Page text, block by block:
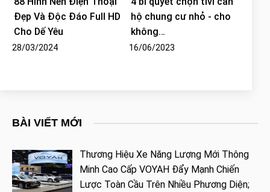
Đẹp Và Độc Đáo Full HD
Cho Dế Yêu
28/03/2024
hộ chung cư nhỏ - cho
không…
16/06/2023
BÀI VIẾT MỚI
Thương Hiệu Xe Năng Lượng Mới Thông
Minh Cao Cấp VOYAH Đẩy Mạnh Chiến
Lược Toàn Cầu Trên Nhiều Phương Diện;